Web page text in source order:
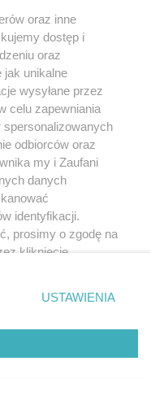
oraz inne
dostęp i
oraz
jak unikalne
wysyłane przez
celu zapewniania
odbiorców oraz
my i Zaufani
danych
identyfikacji.
prosimy o zgodę na
kliknięcie
prywatności
strony
zgody
się takiemu
zastosowanie tylko
USTAWIENIA